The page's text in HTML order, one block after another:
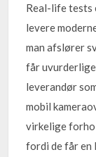
Real-life tests
levere
man afslører
får
leverandør
mobil
virkelige
fordi de får en